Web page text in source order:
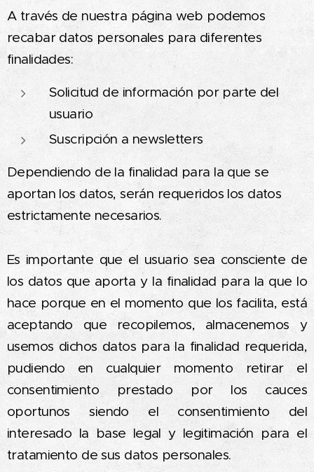
A través de nuestra página web podemos
recabar datos personales para diferentes
finalidades:
Solicitud de información por parte del
usuario
Suscripción a newsletters
Dependiendo de la finalidad para la que se
aportan los datos, serán requeridos los datos
estrictamente necesarios.
Es importante que el usuario sea consciente de
los datos que aporta y la finalidad para la que lo
hace porque en el momento que los facilita, está
aceptando que recopilemos, almacenemos y
usemos dichos datos para la finalidad requerida,
pudiendo en cualquier momento retirar el
consentimiento prestado por los cauces
oportunos siendo el consentimiento del
interesado la base legal y legitimación para el
tratamiento de sus datos personales.